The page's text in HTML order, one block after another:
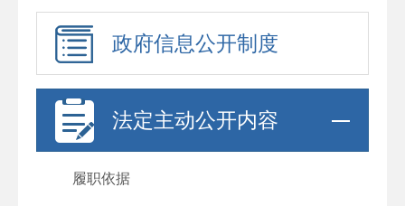
政府信息公开制度
法定主动公开内容
履职依据